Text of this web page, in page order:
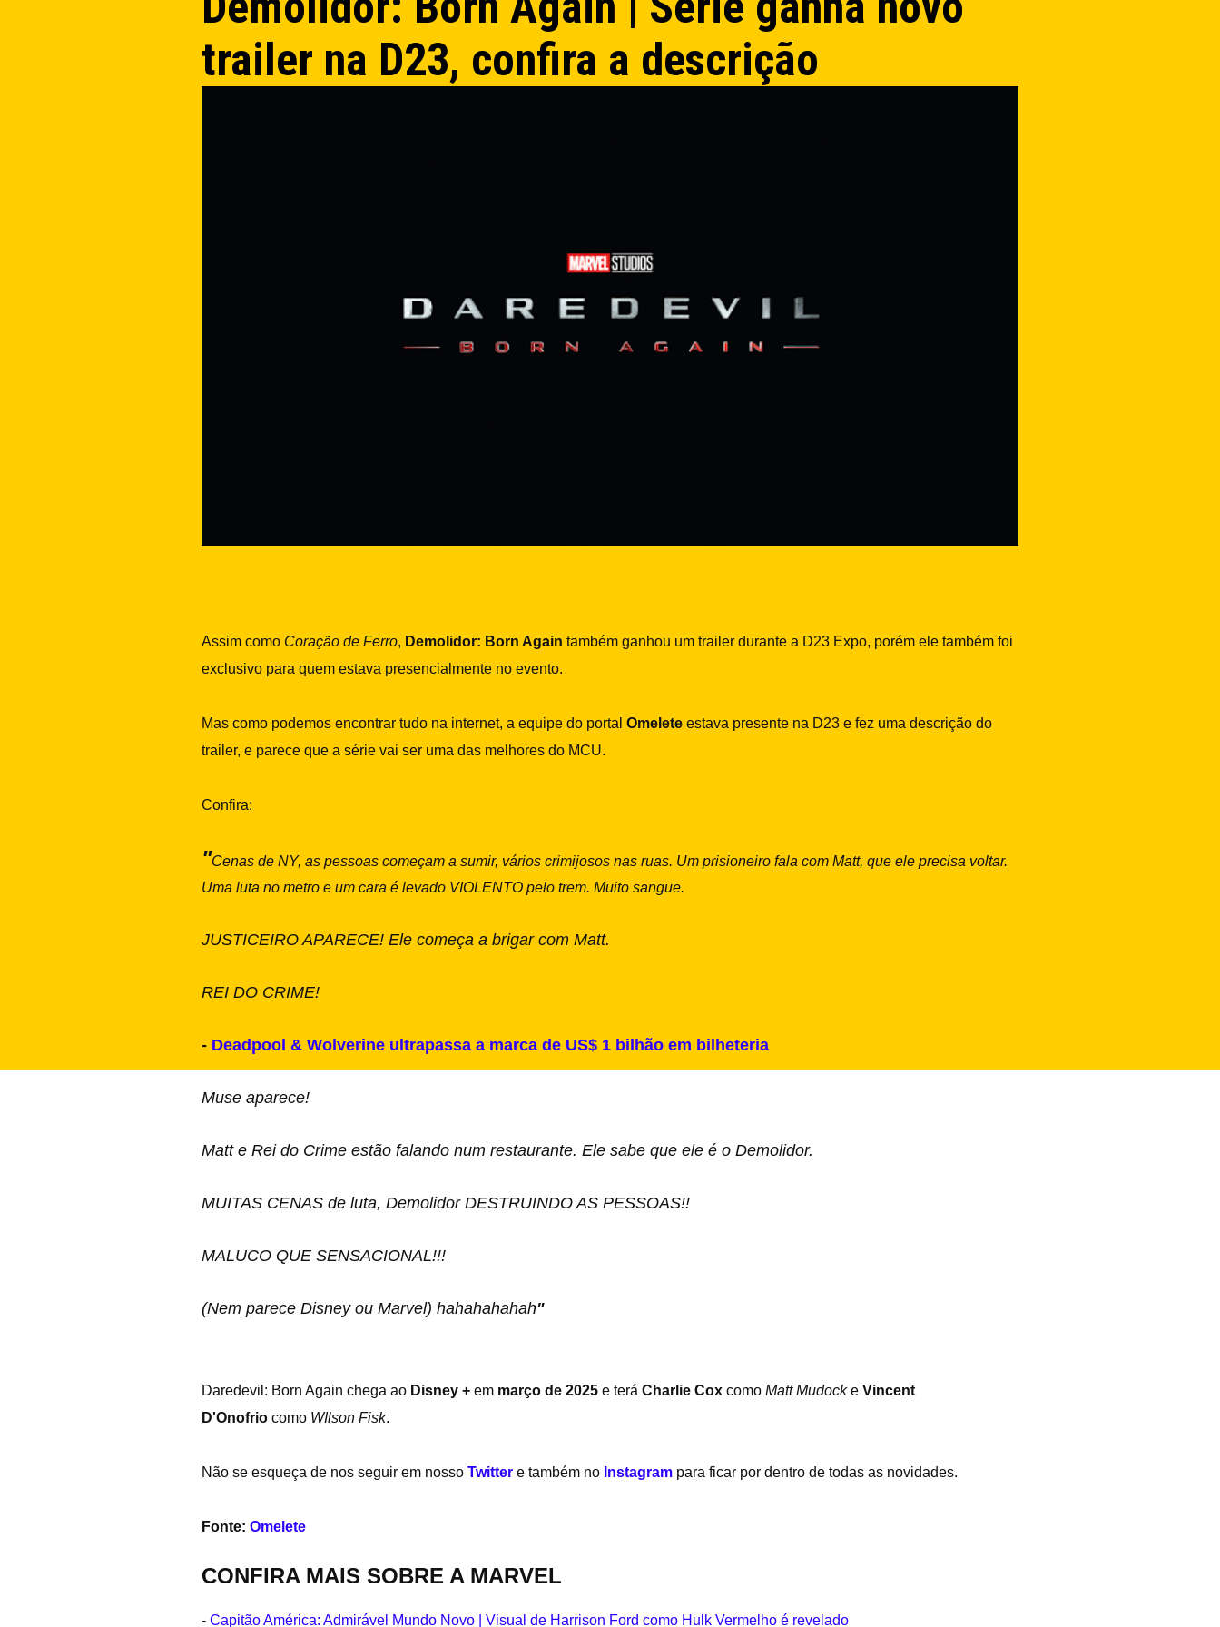
trailer na D23, confira a descrição
Assim como Coração de Ferro, Demolidor: Born Again também ganhou um trailer durante a D23 Expo, porém ele também foi
exclusivo para quem estava presencialmente no evento.
Mas como podemos encontrar tudo na internet, a equipe do portal Omelete estava presente na D23 e fez uma descrição do
trailer, e parece que a série vai ser uma das melhores do MCU.
Confira:
"Cenas de NY, as pessoas começam a sumir, vários crimijosos nas ruas. Um prisioneiro fala com Matt, que ele precisa voltar.
Uma luta no metro e um cara é levado VIOLENTO pelo trem. Muito sangue.
JUSTICEIRO APARECE! Ele começa a brigar com Matt.
REI DO CRIME!
- Deadpool & Wolverine ultrapassa a marca de US$ 1 bilhão em bilheteria
Muse aparece!
Matt e Rei do Crime estão falando num restaurante. Ele sabe que ele é o Demolidor.
MUITAS CENAS de luta, Demolidor DESTRUINDO AS PESSOAS!!
MALUCO QUE SENSACIONAL!!!
(Nem parece Disney ou Marvel) hahahahahah"
Daredevil: Born Again chega ao Disney + em março de 2025 e terá Charlie Cox como Matt Mudocke Vincent
D'Onofrio como WIlson Fisk.
Não se esqueça de nos seguir em nosso Twitter e também no Instagram para ficar por dentro de todas as novidades.
Fonte: Omelete
CONFIRA MAIS SOBRE A MARVEL
- Capitão América: Admirável Mundo Novo | Visual de Harrison Ford como Hulk Vermelho é revelado